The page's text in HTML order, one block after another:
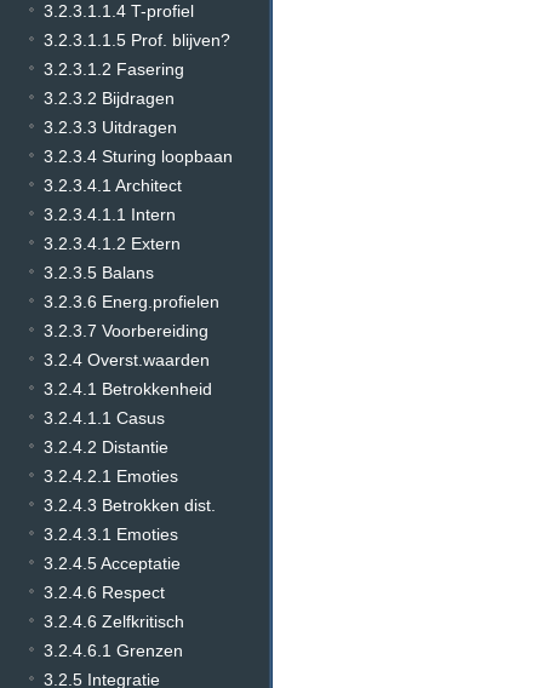
3.2.3.1.1.4 T-profiel
3.2.3.1.1.5 Prof. blijven?
3.2.3.1.2 Fasering
3.2.3.2 Bijdragen
3.2.3.3 Uitdragen
3.2.3.4 Sturing loopbaan
3.2.3.4.1 Architect
3.2.3.4.1.1 Intern
3.2.3.4.1.2 Extern
3.2.3.5 Balans
3.2.3.6 Energ.profielen
3.2.3.7 Voorbereiding
3.2.4 Overst.waarden
3.2.4.1 Betrokkenheid
3.2.4.1.1 Casus
3.2.4.2 Distantie
3.2.4.2.1 Emoties
3.2.4.3 Betrokken dist.
3.2.4.3.1 Emoties
3.2.4.5 Acceptatie
3.2.4.6 Respect
3.2.4.6 Zelfkritisch
3.2.4.6.1 Grenzen
3.2.5 Integratie